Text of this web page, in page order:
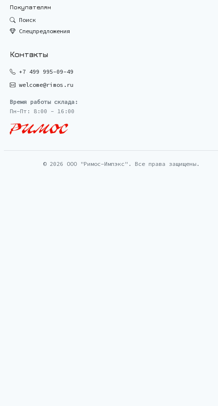
Покупателям
Поиск
Спецпредложения
Контакты
+7 499 995-09-49
welcome@rimos.ru
Время работы склада:
Пн-Пт: 8:00 - 16:00
© 2026 ООО "Римос-Импэкс". Все права защищены.